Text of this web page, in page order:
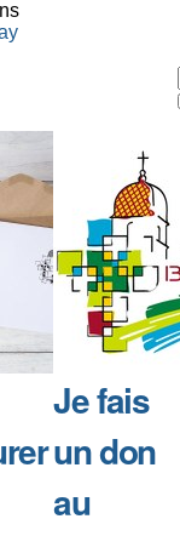
Je fais
un don
au